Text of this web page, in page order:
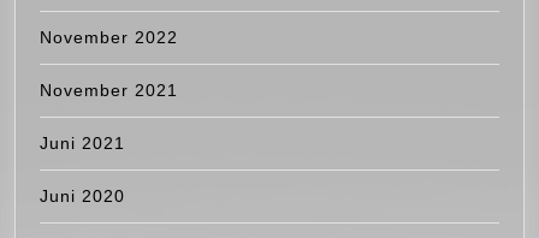
November 2022
November 2021
Juni 2021
Juni 2020